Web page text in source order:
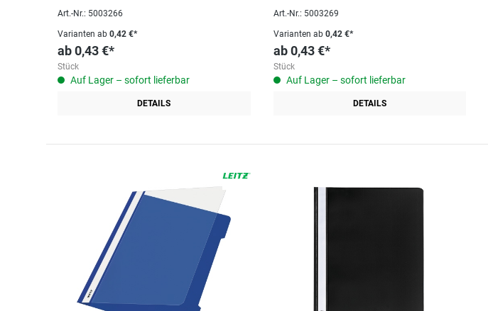
Art.-Nr.: 5003266
Varianten ab 0,42 €*
ab0,43 €*
Stück
Auf Lager – sofort lieferbar
DETAILS
Art.-Nr.: 5003269
Varianten ab0,42 €*
ab 0,43 €*
Stück
Auf Lager – sofort lieferbar
DETAILS